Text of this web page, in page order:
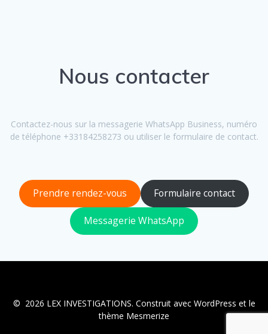
Nous contacter
Contactez-nous sur la messagerie WhatsApp Business, numéro
de téléphone +33184258273 ou utiliser le formulaire de contact.
Prendre rendez-vous Formulaire contact
Messagerie WhatsApp
© 2026 LEX INVESTIGATIONS. Construit avec WordPress et le
thème Mesmerize